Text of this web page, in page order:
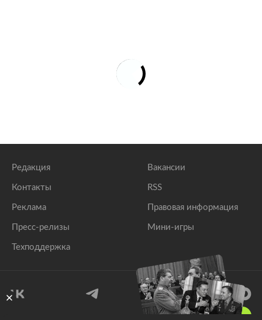
Редакция
Контакты
Реклама
Пресс-релизы
Техподдержка
Вакансии
RSS
Правовая информация
Мини-игры